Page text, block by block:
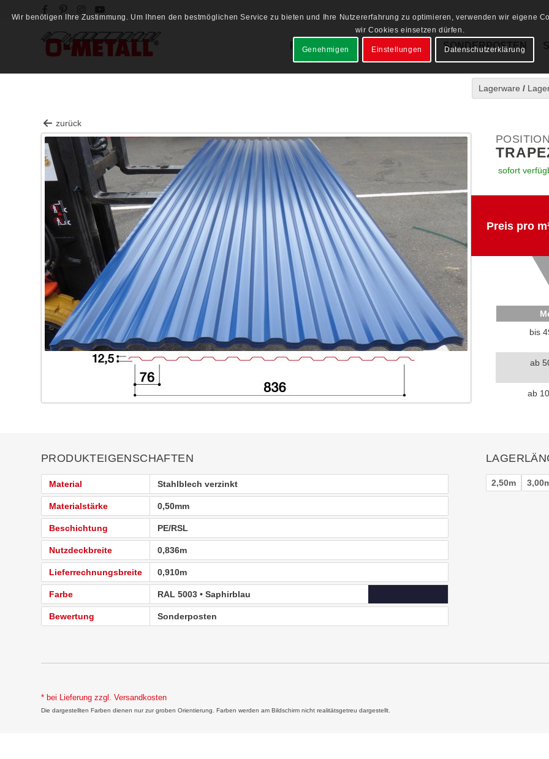
PRODUKTE LAGERWARE SONDERPOSTEN
Lagerware /
zurück
sofort
Preis pro
bis
ab
ab
PRODUKTEIGENSCHAFTEN
Material Stahlblech verzinkt
Materialstärke 0,50mm
Beschichtung PE/RSL
Nutzdeckbreite 0,836m
Lieferrechnungsbreite 0,910m
Farbe RAL 5003 • Saphirblau
Bewertung Sonderposten
2,50m
* bei Lieferung zzgl. Versandkosten
Die dargestellten Farben dienen nur zur groben Orientierung. Farben werden am Bildschirm nicht realitätsgetreu dargestellt.
Wir benötigen Ihre Zustimmung. Um Ihnen den bestmöglichen Service zu bieten und Ihre Nutzererfahrung zu optimieren, verwenden wir eigene
wir Cookies einsetzen dürfen.
Genehmigen Einstellungen Datenschutzerklärung